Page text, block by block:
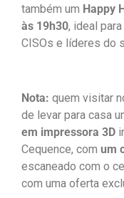
também um Happy
às 19h30, ideal
CISOs e líderes do
Nota: quem visitar
de levar para casa
em impressora 3D
Cequence, com um
escaneado com o
com uma oferta